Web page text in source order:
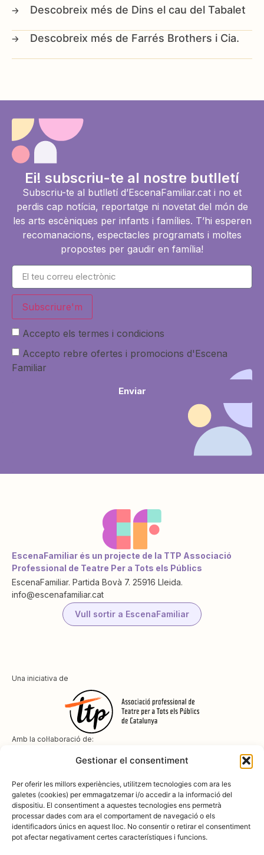
Gestionar el consentiment
Per oferir les millors experiències, utilitzem tecnologies com ara les
galetes (cookies) per emmagatzemar i/o accedir a la informació del
dispositiu. El consentiment a aquestes tecnologies ens permetrà
processar dades com ara el comportament de navegació o els
identificadors únics en aquest lloc. No consentir o retirar el consentiment
pot afectar negativament certes característiques i funcions.
Dins el cau del Tabalet
Farrés Brothers i Cia.
Ei! subscriu-te al nostre butlletí
Subscriu-te al butlletí d’EscenaFamiliar.cat i no et
perdis cap notícia, reportatge ni novetat del món de
les arts escèniques per infants i famílies. T’hi esperen
recomanacions, espectacles programats i moltes
propostes per gaudir en família!
Subscriure'm
Accepto els termes i condicions
Accepto rebre ofertes i promocions d'Escena
Familiar
Enviar
EscenaFamiliar és un projecte de la TTP Associació
Professional de Teatre Per a Tots els Públics
EscenaFamiliar. Partida Bovà 7. 25916 Lleida.
info@escenafamiliar.cat
Vull sortir a EscenaFamiliar
Una iniciativa de
Amb la col·laboració de:
Amb el suport de